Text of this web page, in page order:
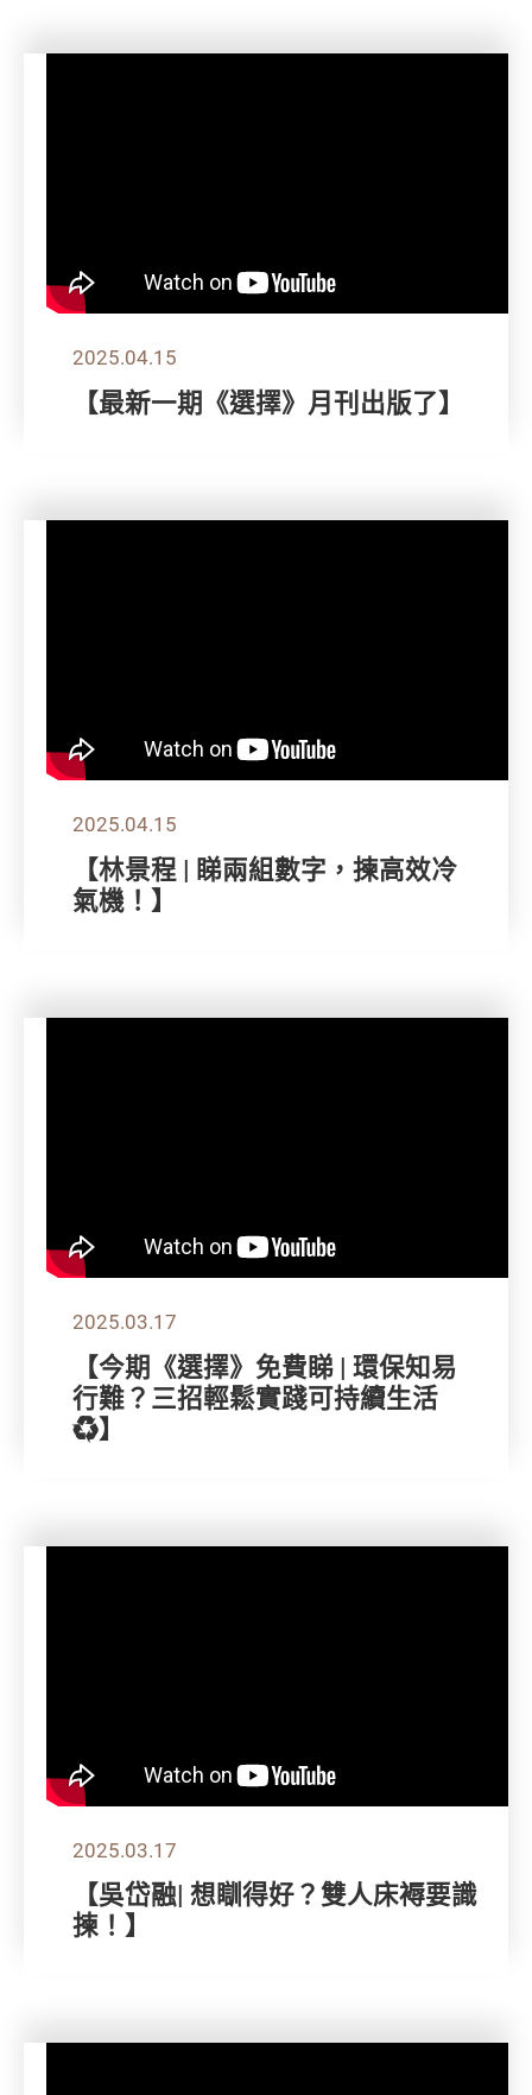
2025.04.15
【最新一期《選擇》月刊出版了】
2025.04.15
【林景程 | 睇兩組數字，揀高效冷
氣機！】
2025.03.17
【今期《選擇》免費睇 | 環保知易
行難？三招輕鬆實踐可持續生活
♻️】
2025.03.17
【吳岱融| 想瞓得好？雙人床褥要識
揀！】